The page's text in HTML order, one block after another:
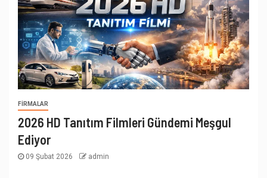
FIRMALAR
2026 HD Tanıtım Filmleri Gündemi Meşgul
Ediyor
09 Şubat 2026 admin